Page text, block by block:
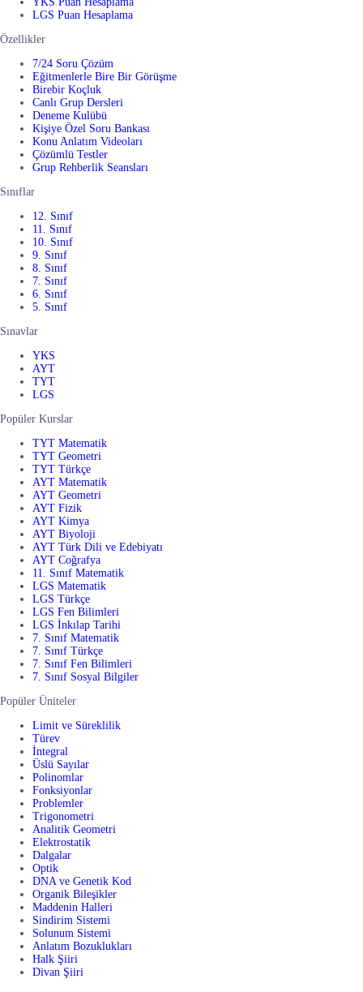
LGS Puan Hesaplama
Özellikler
7/24 Soru Çözüm
Eğitmenlerle Bire Bir Görüşme
Birebir Koçluk
Canlı Grup Dersleri
Deneme Kulübü
Kişiye Özel Soru Bankası
Konu Anlatım Videoları
Çözümlü Testler
Grup Rehberlik Seansları
Sınıflar
12. Sınıf
11. Sınıf
10. Sınıf
9. Sınıf
8. Sınıf
7. Sınıf
6. Sınıf
5. Sınıf
Sınavlar
YKS
AYT
TYT
LGS
Popüler Kurslar
TYT Matematik
TYT Geometri
TYT Türkçe
AYT Matematik
AYT Geometri
AYT Fizik
AYT Kimya
AYT Biyoloji
AYT Türk Dili ve Edebiyatı
AYT Coğrafya
11. Sınıf Matematik
LGS Matematik
LGS Türkçe
LGS Fen Bilimleri
LGS İnkılap Tarihi
7. Sınıf Matematik
7. Sınıf Türkçe
7. Sınıf Fen Bilimleri
7. Sınıf Sosyal Bilgiler
Popüler Üniteler
Limit ve Süreklilik
Türev
İntegral
Üslü Sayılar
Polinomlar
Fonksiyonlar
Problemler
Trigonometri
Analitik Geometri
Elektrostatik
Dalgalar
Optik
DNA ve Genetik Kod
Organik Bileşikler
Maddenin Halleri
Sindirim Sistemi
Solunum Sistemi
Anlatım Bozuklukları
Halk Şiiri
Divan Şiiri